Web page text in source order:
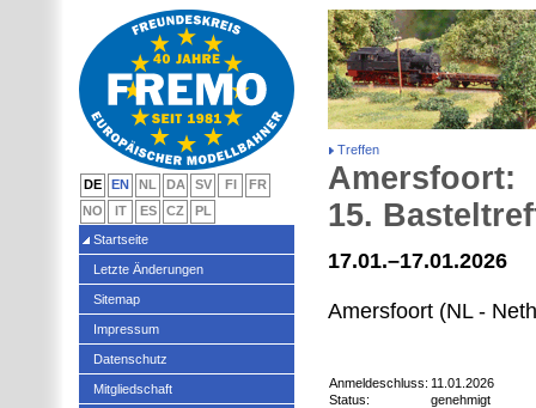
Treffen
Amersfoort:
15.
17.01.–17.01.2026
Amersfoort (NL -
Anmeldeschluss: 11.01.2026
Status:
genehmigt
DE EN NL DA SV FI
FR
NO
IT ES CZ
PL
Startseite
Letzte Änderungen
Sitemap
Impressum
Datenschutz
Mitgliedschaft